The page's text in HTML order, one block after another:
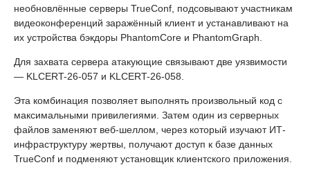
необновлённые серверы TrueConf, подсовывают участникам
видеоконференций заражённый клиент и устанавливают на
их устройства бэкдоры PhantomCore и PhantomGraph.
Для захвата сервера атакующие связывают две уязвимости
— KLCERT-26-057 и KLCERT-26-058.
Эта комбинация позволяет выполнять произвольный код с
максимальными привилегиями. Затем один из серверных
файлов заменяют веб-шеллом, через который изучают ИТ-
инфраструктуру жертвы, получают доступ к базе данных
TrueConf и подменяют установщик клиентского приложения.